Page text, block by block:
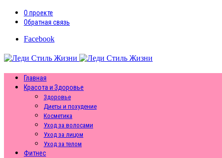
О проекте
Обратная связь
Facebook
Главная
Красота и Здоровье
Здоровье
Диеты и похудение
Косметика
Уход за волосами
Уход за лицом
Уход за телом
Фитнес